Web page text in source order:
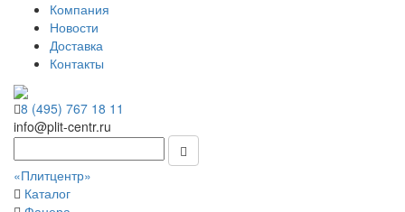
Компания
Новости
Доставка
Контакты
8 (495) 767 18 11
info@plit-centr.ru
«Плитцентр»
Каталог